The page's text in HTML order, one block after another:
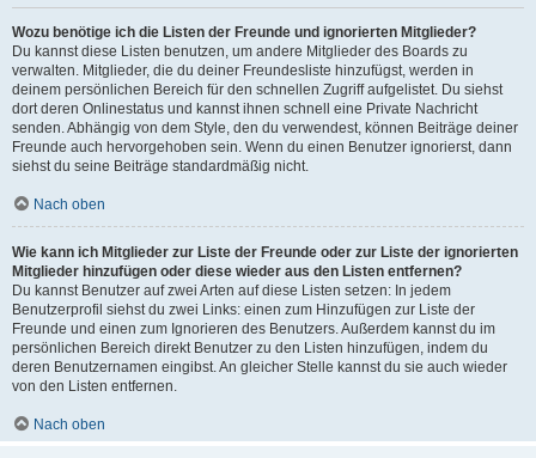
Wozu benötige ich die Listen der Freunde und ignorierten Mitglieder?
Du kannst diese Listen benutzen, um andere Mitglieder des Boards zu
verwalten. Mitglieder, die du deiner Freundesliste hinzufügst, werden in
deinem persönlichen Bereich für den schnellen Zugriff aufgelistet. Du siehst
dort deren Onlinestatus und kannst ihnen schnell eine Private Nachricht
senden. Abhängig von dem Style, den du verwendest, können Beiträge deiner
Freunde auch hervorgehoben sein. Wenn du einen Benutzer ignorierst, dann
siehst du seine Beiträge standardmäßig nicht.
Nach oben
Wie kann ich Mitglieder zur Liste der Freunde oder zur Liste der ignorierten
Mitglieder hinzufügen oder diese wieder aus den Listen entfernen?
Du kannst Benutzer auf zwei Arten auf diese Listen setzen: In jedem
Benutzerprofil siehst du zwei Links: einen zum Hinzufügen zur Liste der
Freunde und einen zum Ignorieren des Benutzers. Außerdem kannst du im
persönlichen Bereich direkt Benutzer zu den Listen hinzufügen, indem du
deren Benutzernamen eingibst. An gleicher Stelle kannst du sie auch wieder
von den Listen entfernen.
Nach oben